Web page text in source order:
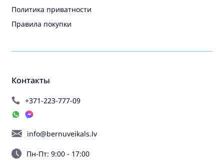
Контакты
+371-223-777-09
info@bernuveikals.lv
Пн-Пт: 9:00 - 17:00
Политика приватности
Правила покупки